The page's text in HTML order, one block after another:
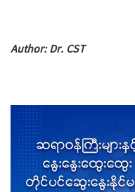
Author: Dr. CST